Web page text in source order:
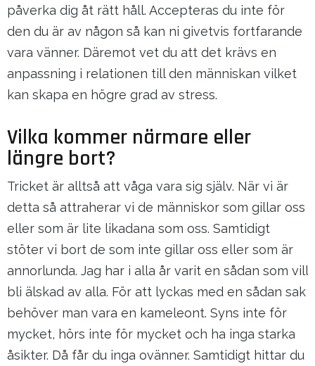
påverka dig åt rätt håll. Accepteras du inte för
den du är av någon så kan ni givetvis fortfarande
vara vänner. Däremot vet du att det krävs en
anpassning i relationen till den människan vilket
kan skapa en högre grad av stress.
Vilka kommer närmare eller
längre bort?
Tricket är alltså att våga vara sig själv. När vi är
detta så attraherar vi de människor som gillar oss
eller som är lite likadana som oss. Samtidigt
stöter vi bort de som inte gillar oss eller som är
annorlunda. Jag har i alla år varit en sådan som vill
bli älskad av alla. För att lyckas med en sådan sak
behöver man vara en kameleont. Syns inte för
mycket, hörs inte för mycket och ha inga starka
åsikter. Då får du inga ovänner. Samtidigt hittar du